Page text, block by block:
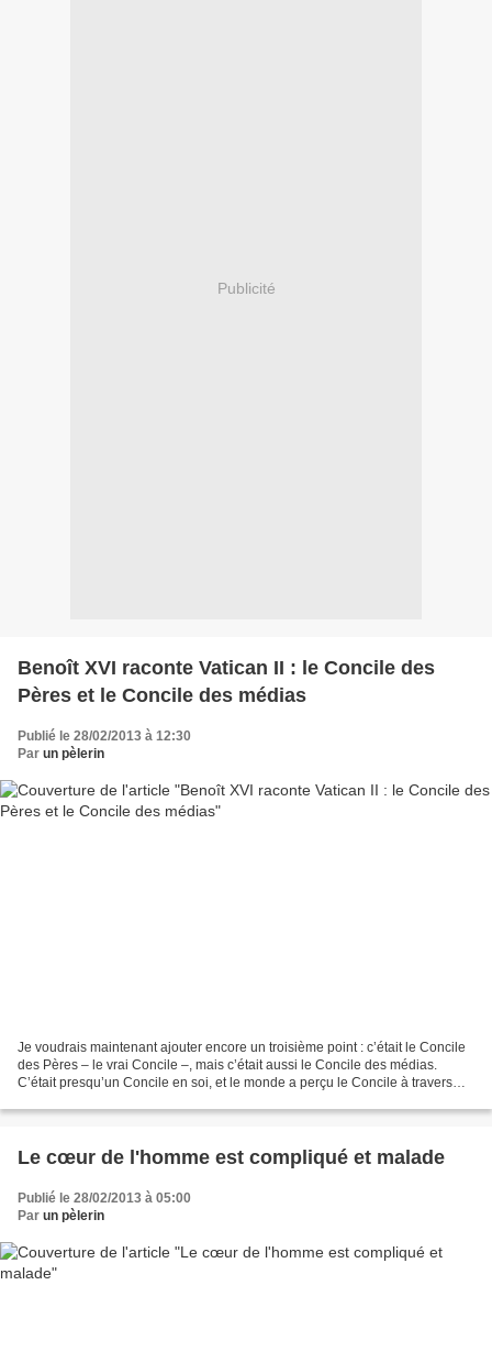
Publicité
Benoît XVI raconte Vatican II : le Concile des
Pères et le Concile des médias
Publié le 28/02/2013 à 12:30
Par un pèlerin
Je voudrais maintenant ajouter encore un troisième point : c’était le Concile
des Pères – le vrai Concile –, mais c’était aussi le Concile des médias.
C’était presqu’un Concile en soi, et le monde a perçu le Concile à travers
Le cœur de l'homme est compliqué et malade
Publié le 28/02/2013 à 05:00
Par un pèlerin